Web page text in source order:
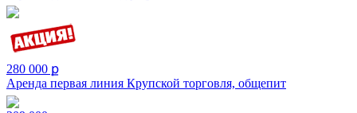
280 000 ք
Аренда первая линия Крупской торговля, общепит